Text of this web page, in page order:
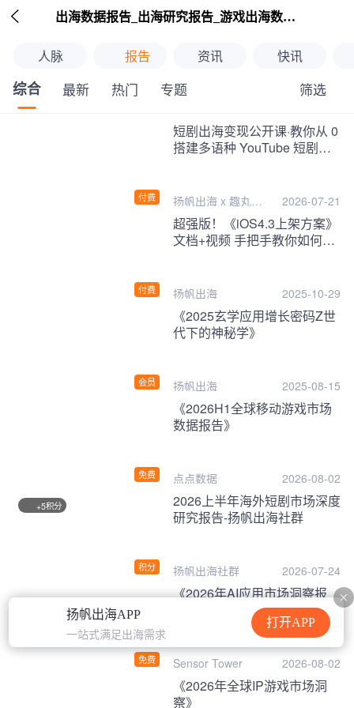
扬帆出海APP
一站式满足出海需求
打开APP
 出海数据报告_出海研究报告_游戏出海数据报告_海外趋势分析-扬帆出海
人脉 报告 资讯 快讯
综合 最新 热门 专题 筛选
继续下拉刷新
付费
短剧出海变现公开课·教你从 0
搭建多语种 YouTube 短剧频
扬帆出海 x 趣丸千 2026-07-21
付费
超强版！《iOS4.3上架方案》
文档+视频 手把手教你如何一
扬帆出海 2025-10-29
会员
《2025玄学应用增长密码Z世
代下的神秘学》
扬帆出海 2025-08-15
免费
《2026H1全球移动游戏市场
数据报告》
点点数据 2026-08-02
+5积分
积分
2026上半年海外短剧市场深度
研究报告-扬帆出海社群
扬帆出海社群 2026-07-24
免费
《2026年AI应用市场洞察报
Sensor Tower 2026-08-02
《2026年全球IP游戏市场洞
察》